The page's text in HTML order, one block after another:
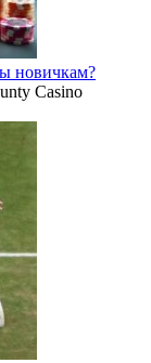
новичкам?
Casino